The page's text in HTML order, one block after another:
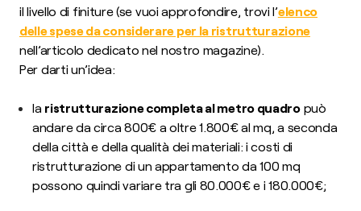
il livello di finiture (se vuoi approfondire, trovi l’elenco
delle spese da considerare per la ristrutturazione
nell’articolo dedicato nel nostro magazine).
Per darti un’idea:
la ristrutturazione completa al metro quadropuò
andare da circa 800€ a oltre 1.800€ al mq, a seconda
della città e della qualità dei materiali: i costi di
ristrutturazione di un appartamento da 100 mq
possono quindi variare tra gli 80.000€ e i 180.000€;